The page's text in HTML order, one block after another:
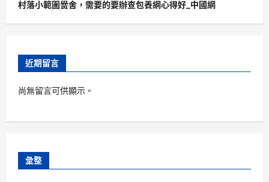
村落小範圍黌舍，需要的要辦查包養網心得好_中國網
近期留言
尚無留言可供顯示。
彙整